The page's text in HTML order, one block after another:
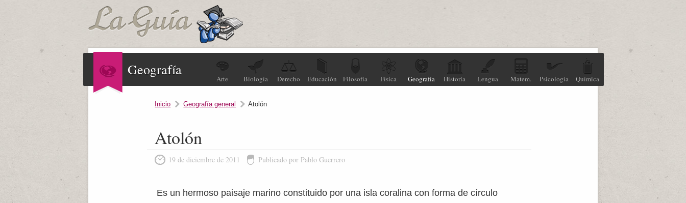
Geografía
Arte Biología Derecho Educación Filosofía Física Geografía Historia Lengua Matem. Psicología Química
Inicio Geografía general Atolón
Atolón
19 de diciembre de 2011 Publicado por Pablo Guerrero
Es un hermoso paisaje marino constituido por una isla coralina con forma de círculo